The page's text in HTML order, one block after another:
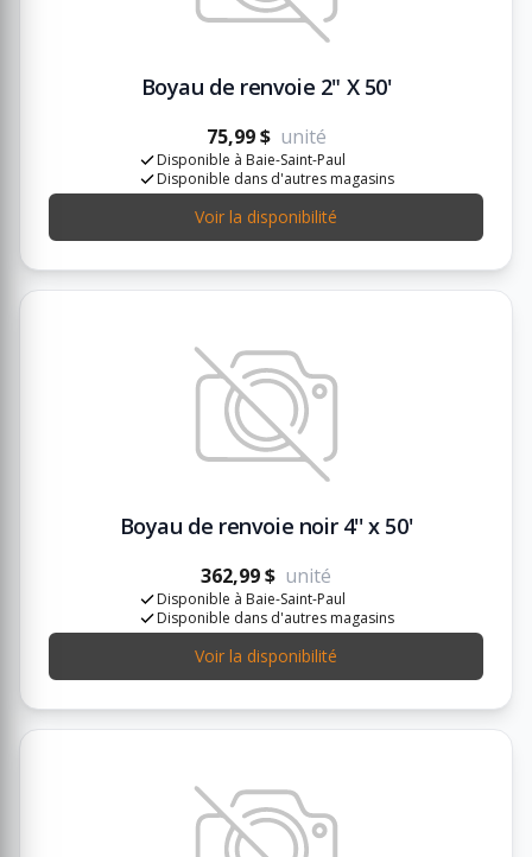
Boyau de renvoie 2" X 50'
75,99 $ unité
Disponible à Baie-Saint-Paul
Disponible dans d'autres magasins
Voir la disponibilité
Boyau de renvoie noir 4'' x 50'
362,99 $ unité
Disponible à Baie-Saint-Paul
Disponible dans d'autres magasins
Voir la disponibilité